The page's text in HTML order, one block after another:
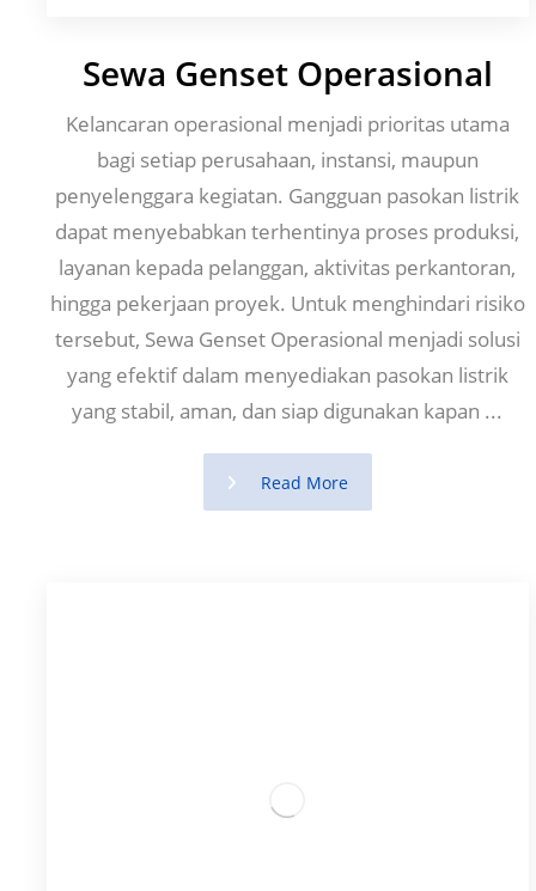
Sewa Genset Operasional
Kelancaran operasional menjadi prioritas utama
bagi setiap perusahaan, instansi, maupun
penyelenggara kegiatan. Gangguan pasokan listrik
dapat menyebabkan terhentinya proses produksi,
layanan kepada pelanggan, aktivitas perkantoran,
hingga pekerjaan proyek. Untuk menghindari risiko
tersebut, Sewa Genset Operasional menjadi solusi
yang efektif dalam menyediakan pasokan listrik
yang stabil, aman, dan siap digunakan kapan ...
Read More